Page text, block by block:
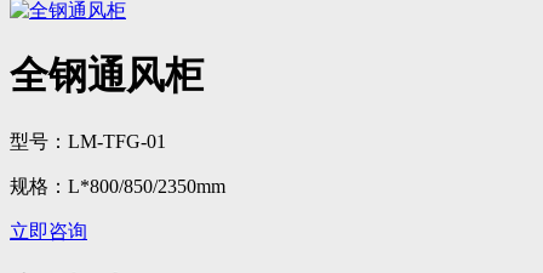
全钢通风柜
型号：LM-TFG-01
规格：L*800/850/2350mm
立即咨询